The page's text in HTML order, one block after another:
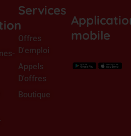
o
o
d
i
Services
Offres
D'emploi
Appels
D'offres
Boutique
mobile